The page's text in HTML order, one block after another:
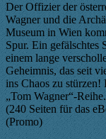
Der Offizier der
Wagner und die
Museum in Wien
Spur. Ein gefälschtes
einem lange
Geheimnis, das seit
ins Chaos zu
„Tom Wagner“-
(240 Seiten für das
(Promo)